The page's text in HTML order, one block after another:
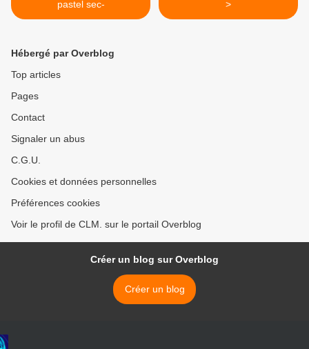
pastel sec-
>
Hébergé par Overblog
Top articles
Pages
Contact
Signaler un abus
C.G.U.
Cookies et données personnelles
Préférences cookies
Voir le profil de CLM. sur le portail Overblog
Créer un blog sur Overblog
Créer un blog